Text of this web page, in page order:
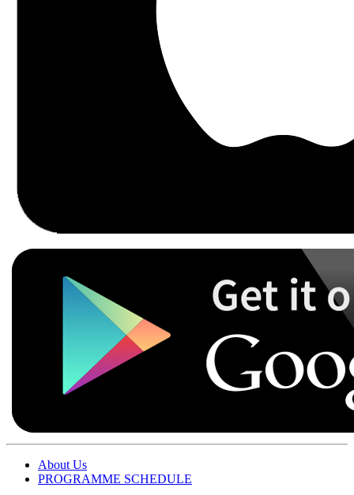
About Us
PROGRAMME SCHEDULE